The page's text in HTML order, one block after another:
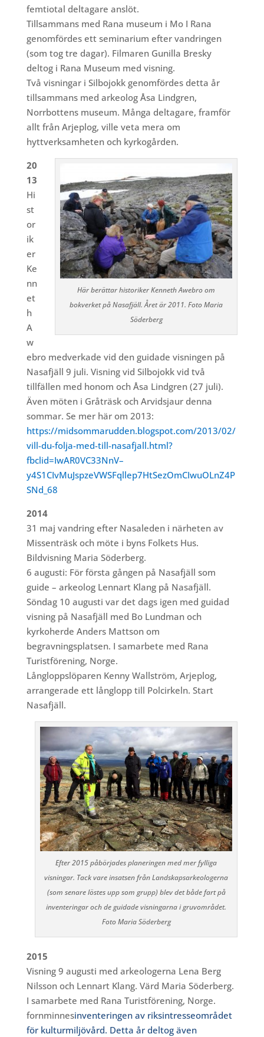
femtiotal deltagare anslöt.
Tillsammans med Rana museum i Mo I Rana
genomfördes ett seminarium efter vandringen
(som tog tre dagar). Filmaren Gunilla Bresky
deltog i Rana Museum med visning.
Två visningar i Silbojokk genomfördes detta år
tillsammans med arkeolog Åsa Lindgren,
Norrbottens museum. Många deltagare, framför
allt från Arjeplog, ville veta mera om
hyttverksamheten och kyrkogården.
Här berättar historiker Kenneth Awebro om
bokverket på Nasafjäll. Året är 2011. Foto Maria
Söderberg
20
13
Hi
st
or
ik
er
Ke
nn
et
h
A
w
ebro medverkade vid den guidade visningen på
Nasafjäll 9 juli. Visning vid Silbojokk vid två
tillfällen med honom och Åsa Lindgren (27 juli).
Även möten i Gråträsk och Arvidsjaur denna
sommar. Se mer här om 2013:
https://midsommarudden.blogspot.com/2013/02/
vill-du-folja-med-till-nasafjall.html?
fbclid=IwAR0VC33NnV–
y4S1CIvMuJspzeVWSFqllep7HtSezOmCIwuOLnZ4P
SNd_68
2014
31 maj vandring efter Nasaleden i närheten av
Missenträsk och möte i byns Folkets Hus.
Bildvisning Maria Söderberg.
6 augusti: För första gången på Nasafjäll som
guide – arkeolog Lennart Klang på Nasafjäll.
Söndag 10 augusti var det dags igen med guidad
visning på Nasafjäll med Bo Lundman och
kyrkoherde Anders Mattson om
begravningsplatsen. I samarbete med Rana
Turistförening, Norge.
Långloppslöparen Kenny Wallström, Arjeplog,
arrangerade ett långlopp till Polcirkeln. Start
Nasafjäll.
Efter 2015 påbörjades planeringen med mer fylliga
visningar. Tack vare insatsen från Landskapsarkeologerna
(som senare löstes upp som grupp) blev det både fart på
inventeringar och de guidade visningarna i gruvområdet.
Foto Maria Söderberg
2015
Visning 9 augusti med arkeologerna Lena Berg
Nilsson och Lennart Klang. Värd Maria Söderberg.
I samarbete med Rana Turistförening, Norge.
fornminnesinventeringen av riksintresseområdet
för kulturmiljövård. Detta år deltog även